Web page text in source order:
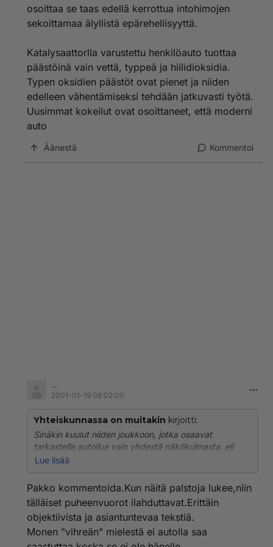
osoittaa se taas edellä kerrottua intohimojen
sekoittamaa älyllistä epärehellisyyttä.
Katalysaattorlla varustettu henkilöauto tuottaa
päästöinä vain vettä, typpeä ja hiilidioksidia.
Typen oksidien päästöt ovat pienet ja niiden
edelleen vähentämiseksi tehdään jatkuvasti työtä.
Uusimmat kokeilut ovat osoittaneet, että moderni
auto
Äänestä Kommentoi
...
2001-01-19 08:02:00
Yhteiskunnassa on muitakin kirjoitti:
Sinäkin kuulut niiden joukkoon, jotka osaavat
tarkastella autoilua vain yhdestä näkökulmasta, eli
vain haittanäkökulmasta. On selvää, että jos
auton hurjasta hankintavero- sekä
kayttöverorasitteesta huolimatta, on investoinnin
oltava todella hyödyllinen. Tästä hyödystä yhteiskunta
pyrkii myös nettoamaan verottajan avulla niin paljon
kuin ikinä on mahdollista. Osansa siitä saavat myös
taloudellisesti kannattamattomat liikennemuodot, siis
Lue lisää
Pakko kommentoida.Kun näitä palstoja lukee,niin
tälläiset puheenvuorot ilahduttavat.Erittäin
objektiivista ja asiantuntevaa tekstiä.
Monen "vihreän" mielestä ei autolla saa